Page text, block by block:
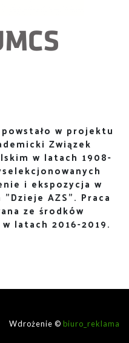
w projektu
Związek
w latach 1908-
i ekspozycja w
AZS". Praca
ze środków
latach 2016-2019.
Wdrożenie © biuro_reklama